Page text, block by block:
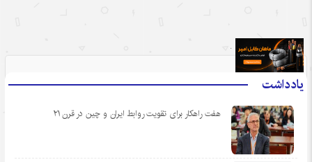
یادداشت
هفت راهکار برای تقویت روابط ایران و چین در قرن ۲۱
.